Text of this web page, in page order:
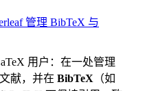
管理 BibTeX 与
用户：在一处管理
献，并在 BibTeX （如